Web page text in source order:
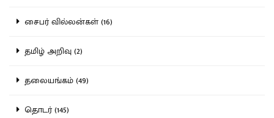
சைபர் வில்லன்கள் (16)
தமிழ் அறிவு (2)
தலையங்கம் (49)
தொடர் (145)